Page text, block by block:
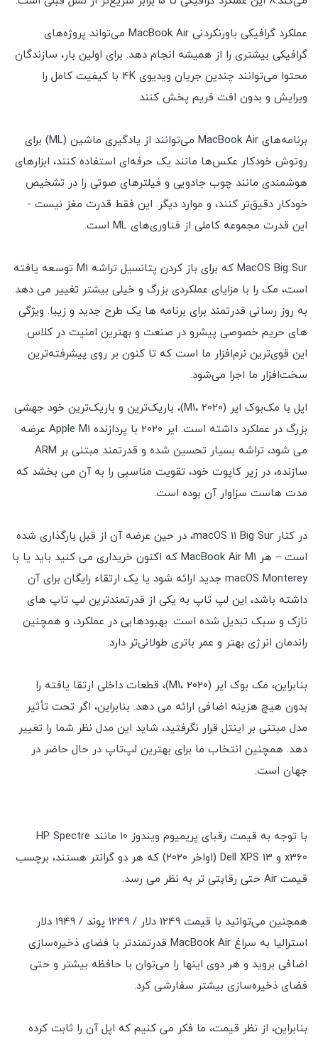
عملکرد گرافیکی باورنکردنی MacBook Air می‌تواند پروژه‌های
گرافیکی بیشتری را از همیشه انجام دهد. برای اولین بار، سازندگان
محتوا می‌توانند چندین جریان ویدیوی 4K با کیفیت کامل را
ویرایش و بدون افت فریم پخش کنند.
برنامه‌های MacBook Air می‌توانند از یادگیری ماشین (ML) برای
روتوش خودکار عکس‌ها مانند یک حرفه‌ای استفاده کنند، ابزارهای
هوشمندی مانند چوب جادویی و فیلترهای صوتی را در تشخیص
خودکار دقیق‌تر کنند، و موارد دیگر. این فقط قدرت مغز نیست -
این قدرت مجموعه کاملی از فناوری‌های ML است.
MacOS Big Sur که برای باز کردن پتانسیل تراشه M1 توسعه یافته
است، مک را با مزایای عملکردی بزرگ و خیلی بیشتر تغییر می دهد.
به روز رسانی قدرتمند برای برنامه ها یک طرح جدید و زیبا. ویژگی
های حریم خصوصی پیشرو در صنعت و بهترین امنیت در کلاس.
این قوی‌ترین نرم‌افزار ما است که تا کنون بر روی پیشرفته‌ترین
سخت‌افزار ما اجرا می‌شود.
اپل با مک‌بوک ایر (M1، 2020)، باریک‌ترین و باریک‌ترین خود جهشی
بزرگ در عملکرد داشته است. ایر 2020 با پردازنده Apple M1 عرضه
می شود، تراشه بسیار تحسین شده و قدرتمند مبتنی بر ARM
سازنده، در زیر کاپوت خود، تقویت مناسبی را به آن می بخشد که
مدت هاست سزاوار آن بوده است.
در کنار macOS 11 Big Sur، در حین عرضه آن از قبل بارگذاری شده
است – هر MacBook Air M1 که اکنون خریداری می کنید باید یا با
macOS Monterey جدید ارائه شود یا یک ارتقاء رایگان برای آن
داشته باشد، این لپ تاپ به یکی از قدرتمندترین لپ تاپ های
نازک و سبک تبدیل شده است. بهبودهایی در عملکرد، و همچنین
راندمان انرژی بهتر و عمر باتری طولانی‌تر دارد.
بنابراین، مک بوک ایر (M1، 2020)، قطعات داخلی ارتقا یافته را
بدون هیچ هزینه اضافی ارائه می دهد. بنابراین، اگر تحت تأثیر
مدل مبتنی بر اینتل قرار نگرفتید، شاید این مدل نظر شما را تغییر
دهد. همچنین انتخاب ما برای بهترین لپ‌تاپ در حال حاضر در
جهان است.
با توجه به قیمت رقبای پریمیوم ویندوز 10 مانند HP Spectre
x360 و Dell XPS 13 (اواخر 2020) که هر دو گرانتر هستند، برچسب
قیمت Air حتی رقابتی تر به نظر می رسد.
همچنین می‌توانید با قیمت 1249 دلار / 1249 پوند / 1949 دلار
استرالیا به سراغ MacBook Air قدرتمندتر با فضای ذخیره‌سازی
اضافی بروید و هر دوی اینها را می‌توان با حافظه بیشتر و حتی
فضای ذخیره‌سازی بیشتر سفارشی کرد.
بنابراین، از نظر قیمت، ما فکر می کنیم که اپل آن را ثابت کرده